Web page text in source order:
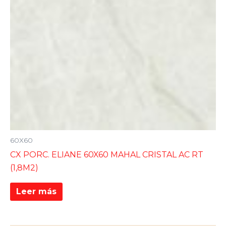
60X60
CX PORC. ELIANE 60X60 MAHAL CRISTAL AC RT
(1,8M2)
Leer más